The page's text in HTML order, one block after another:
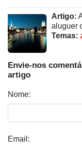
Artigo:
aluguer
Temas:
Envie-nos
artigo
Nome:
Email: